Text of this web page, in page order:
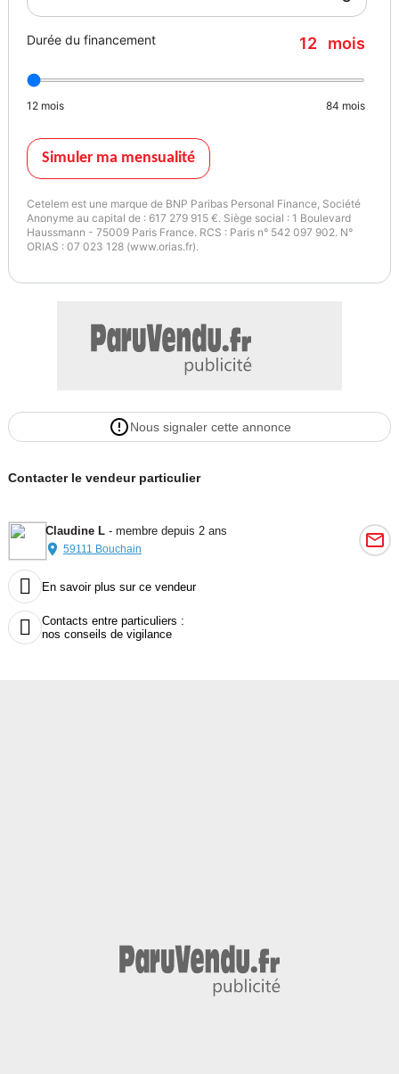
Durée du financement 12 mois
12 mois 84 mois
Simuler ma mensualité
Cetelem est une marque de BNP Paribas Personal Finance, Société
Anonyme au capital de : 617 279 915 €. Siège social : 1 Boulevard
Haussmann - 75009 Paris France. RCS : Paris n° 542 097 902. N°
ORIAS : 07 023 128 (www.orias.fr).
Nous signaler cette annonce
Contacter le vendeur particulier
Claudine L- membre depuis 2 ans
59111 Bouchain
 En savoir plus sur ce vendeur

Contacts entre particuliers :
nos conseils de vigilance